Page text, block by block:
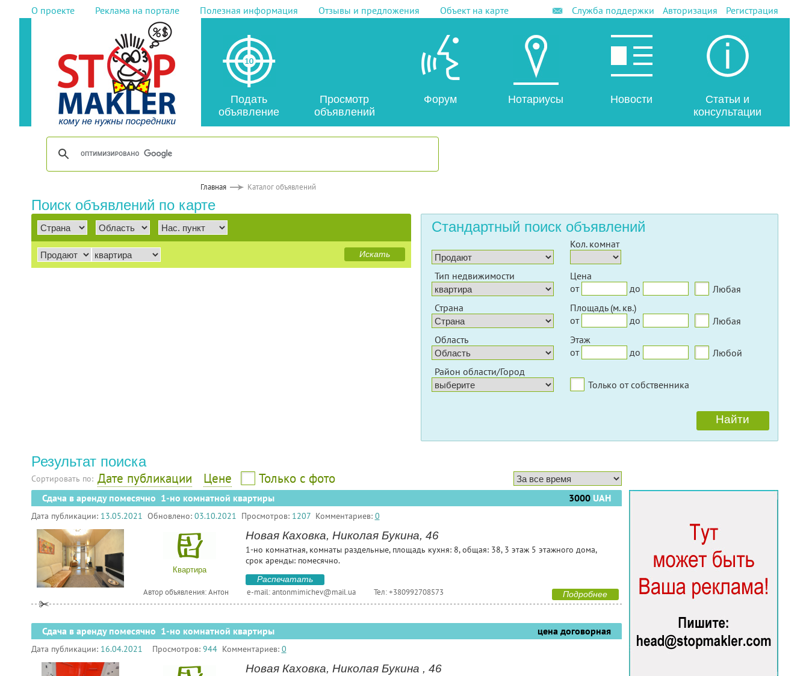
О проекте Реклама на портале Полезная информация Отзывы и предложения Объект на карте Служба поддержки Авторизация Регистрация
Подать
объявление
Просмотр
объявлений
Форум Нотариусы Новости
Статьи и
консультации
Главная Каталог объявлений
Поиск объявлений по карте
Стандартный поиск объявлений
Тип недвижимости
Страна
Область
Район области/Город
Кол. комнат
Цена
от
до
Любая
Площадь (м. кв.)
от
до
Любая
Этаж
от
до Любой
Только от собственника
Результат поиска
Сортировать по: Дате публикации Цене Только с фото
Сдача в аренду помесячно 1-но комнатной квартиры 3000UAH
Дата публикации: 13.05.2021 Обновлено: 03.10.2021 Просмотров: 1207 Комментариев: 0
Квартира
Новая Каховка, Николая Букина, 46
1-но комнатная, комнаты раздельные, площадь кухня: 8, общая: 38, 3 этаж 5 этажного дома,
срок аренды: помесячно.
Распечатать
Автор объявления: Антон e-mail:antonmimichev@mail.ua Тел: +380992708573 Подробнее
Сдача в аренду помесячно 1-но комнатной квартиры цена договорная
Дата публикации: 16.04.2021 Просмотров: 944 Комментариев: 0
Новая Каховка, Николая Букина , 46